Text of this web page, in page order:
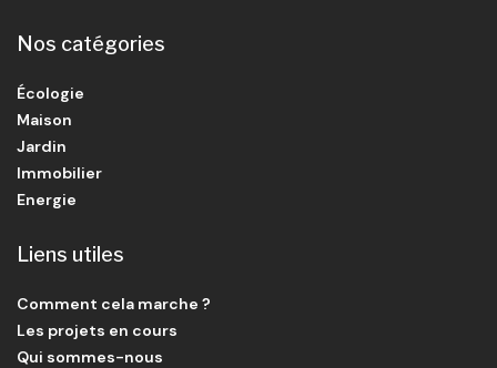
Nos catégories
Écologie
Maison
Jardin
Immobilier
Energie
Liens utiles
Comment cela marche ?
Les projets en cours
Qui sommes-nous